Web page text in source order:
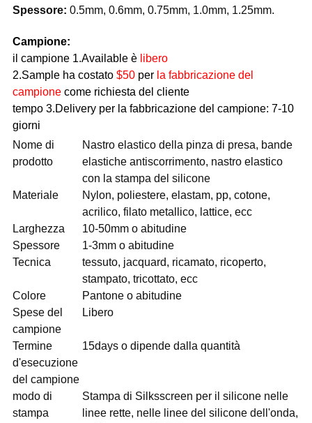
Spessore: 0.5mm, 0.6mm, 0.75mm, 1.0mm, 1.25mm.
Campione:
il campione 1.Available è libero
2.Sample ha costato $50per la fabbricazione del
campionecome richiesta del cliente
tempo 3.Delivery per la fabbricazione del campione: 7-10
giorni
Nome di
prodotto
Nastro elastico della pinza di presa, bande
elastiche antiscorrimento, nastro elastico
con la stampa del silicone
Materiale
Nylon, poliestere, elastam, pp, cotone,
acrilico, filato metallico, lattice, ecc
Larghezza
10-50mm o abitudine
Spessore
1-3mm o abitudine
Tecnica
tessuto, jacquard, ricamato, ricoperto,
stampato, tricottato, ecc
Colore
Pantone o abitudine
Spese del
campione
Libero
Termine
d'esecuzione
del campione
15days o dipende dalla quantità
modo di
stampa
Stampa di Silksscreen per il silicone nelle
linee rette, nelle linee del silicone dell'onda,